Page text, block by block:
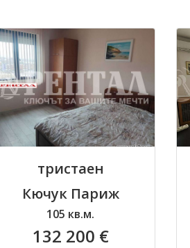
тристаен
Кючук Париж
105 кв.м.
132 200 €